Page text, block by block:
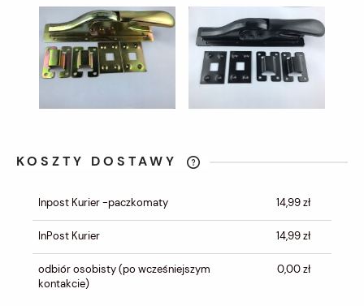
KOSZTY DOSTAWY
Inpost Kurier -paczkomaty 14,99 zł
InPost Kurier 14,99 zł
odbiór osobisty(po wcześniejszym
kontakcie)
0,00 zł